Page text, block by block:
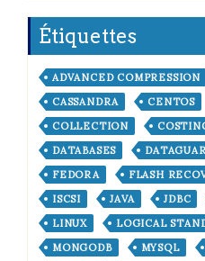
Étiquettes
ADVANCED COMPRESSION
CASSANDRA
CENTOS
COLLECTION
DATABASES
FEDORA
FLASH
ISCSI
JAVA JDBC
LINUX
LOGICAL
MONGODB
MYSQL